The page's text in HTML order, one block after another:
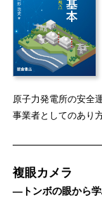
原子力発電所の安全
事業者としてのあり
複眼カメラ
―トンボの眼から